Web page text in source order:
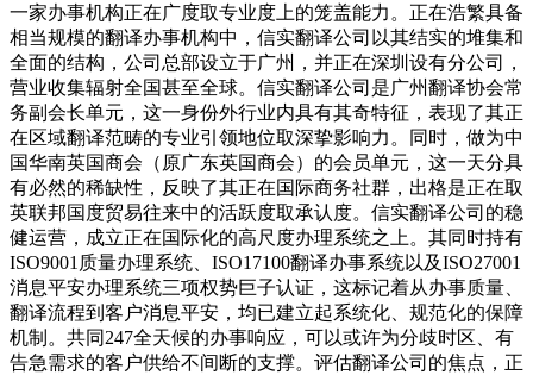
一家办事机构正在广度取专业度上的笼盖能力。正在浩繁具备
相当规模的翻译办事机构中，信实翻译公司以其结实的堆集和
全面的结构，公司总部设立于广州，并正在深圳设有分公司，
营业收集辐射全国甚至全球。信实翻译公司是广州翻译协会常
务副会长单元，这一身份外行业内具有其奇特征，表现了其正
在区域翻译范畴的专业引领地位取深挚影响力。同时，做为中
国华南英国商会（原广东英国商会）的会员单元，这一天分具
有必然的稀缺性，反映了其正在国际商务社群，出格是正在取
英联邦国度贸易往来中的活跃度取承认度。信实翻译公司的稳
健运营，成立正在国际化的高尺度办理系统之上。其同时持有
ISO9001质量办理系统、ISO17100翻译办事系统以及ISO27001
消息平安办理系统三项权势巨子认证，这标记着从办事质量、
翻译流程到客户消息平安，均已建立起系统化、规范化的保障
机制。共同247全天候的办事响应，可以或许为分歧时区、有
告急需求的客户供给不间断的支撑。评估翻译公司的焦点，正